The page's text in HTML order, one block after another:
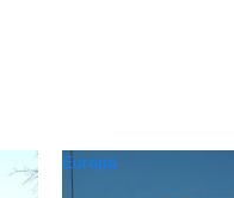
Europa